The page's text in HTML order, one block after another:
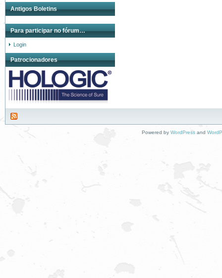
Antigos Boletins
Para participar no fórum…
Login
Patrocionadores
Powered by WordPressand